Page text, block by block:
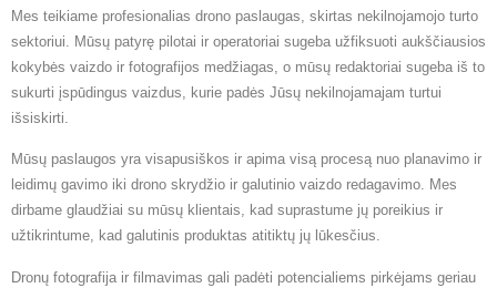
Mes teikiame profesionalias drono paslaugas, skirtas nekilnojamojo turto
sektoriui. Mūsų patyrę pilotai ir operatoriai sugeba užfiksuoti aukščiausios
kokybės vaizdo ir fotografijos medžiagas, o mūsų redaktoriai sugeba iš to
sukurti įspūdingus vaizdus, kurie padės Jūsų nekilnojamajam turtui
išsiskirti.
Mūsų paslaugos yra visapusiškos ir apima visą procesą nuo planavimo ir
leidimų gavimo iki drono skrydžio ir galutinio vaizdo redagavimo. Mes
dirbame glaudžiai su mūsų klientais, kad suprastume jų poreikius ir
užtikrintume, kad galutinis produktas atitiktų jų lūkesčius.
Dronų fotografija ir filmavimas gali padėti potencialiems pirkėjams geriau